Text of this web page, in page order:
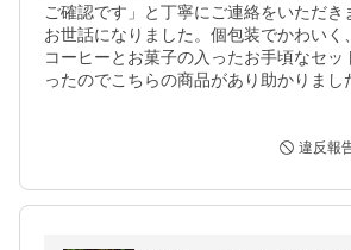
ご確認です」と丁寧にご連絡をいただき
お世話になりました。個包装でかわいく
コーヒーとお菓子の入ったお手頃なセッ
ったのでこちらの商品があり助かりまし
違反報